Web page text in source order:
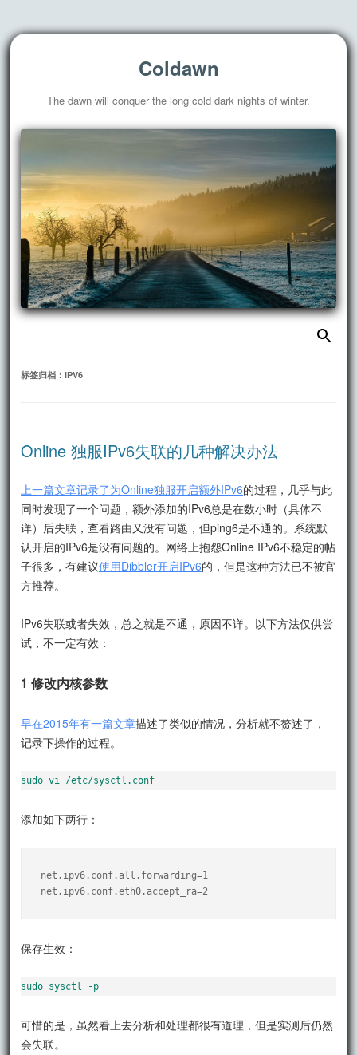
Coldawn
The dawn will conquer the long cold dark nights of winter.
搜
索：
标签归档：IPV6
Online 独服IPv6失联的几种解决办法
上一篇文章记录了为Online独服开启额外IPv6的过程，几乎与此
同时发现了一个问题，额外添加的IPv6总是在数小时（具体不
详）后失联，查看路由又没有问题，但ping6是不通的。系统默
认开启的IPv6是没有问题的。网络上抱怨Online IPv6不稳定的帖
子很多，有建议使用Dibbler开启IPv6的，但是这种方法已不被官
方推荐。
IPv6失联或者失效，总之就是不通，原因不详。以下方法仅供尝
试，不一定有效：
1 修改内核参数
早在2015年有一篇文章描述了类似的情况，分析就不赘述了，
记录下操作的过程。
sudo vi /etc/sysctl.conf
添加如下两行：
net.ipv6.conf.all.forwarding=1
net.ipv6.conf.eth0.accept_ra=2
保存生效：
sudo sysctl -p
可惜的是，虽然看上去分析和处理都很有道理，但是实测后仍然
会失联。